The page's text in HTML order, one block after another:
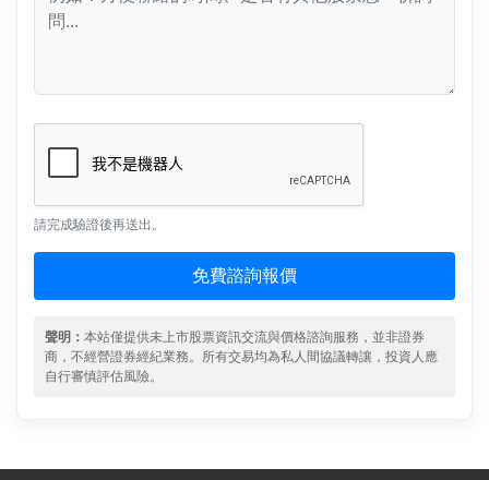
請完成驗證後再送出。
免費諮詢報價
聲明： 本站僅提供未上市股票資訊交流與價格諮詢服務，並非證券
商，不經營證券經紀業務。所有交易均為私人間協議轉讓，投資人應
自行審慎評估風險。